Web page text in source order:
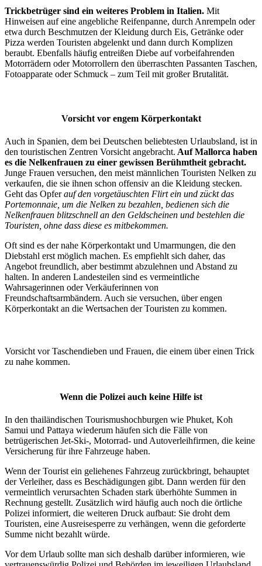
Trickbetrüger sind ein weiteres Problem in Italien. Mit
Hinweisen auf eine angebliche Reifenpanne, durch Anrempeln oder
etwa durch Beschmutzen der Kleidung durch Eis, Getränke oder
Pizza werden Touristen abgelenkt und dann durch Komplizen
beraubt. Ebenfalls häufig entreißen Diebe auf vorbeifahrenden
Motorrädern oder Motorrollern den überraschten Passanten Taschen,
Fotoapparate oder Schmuck – zum Teil mit großer Brutalität.
Vorsicht vor engem Körperkontakt
Auch in Spanien, dem bei Deutschen beliebtesten Urlaubsland, ist in
den touristischen Zentren Vorsicht angebracht. Auf Mallorca haben
es die Nelkenfrauen zu einer gewissen Berühmtheit gebracht.
Junge Frauen versuchen, den meist männlichen Touristen Nelken zu
verkaufen, die sie ihnen schon offensiv an die Kleidung stecken.
Geht das Opfer auf den vorgetäuschten Flirt ein und zückt das
Portemonnaie, um die Nelken zu bezahlen, bedienen sich die
Nelkenfrauen blitzschnell an den Geldscheinen und bestehlen die
Touristen, ohne dass diese es mitbekommen.
Oft sind es der nahe Körperkontakt und Umarmungen, die den
Diebstahl erst möglich machen. Es empfiehlt sich daher, das
Angebot freundlich, aber bestimmt abzulehnen und Abstand zu
halten. In anderen Landesteilen sind es vermeintliche
Wahrsagerinnen oder Verkäuferinnen von
Freundschaftsarmbändern. Auch sie versuchen, über engen
Körperkontakt an die Wertsachen der Touristen zu kommen.
Vorsicht vor Taschendieben und Frauen, die einem über einen Trick
zu nahe kommen.
Wenn die Polizei auch keine Hilfe ist
In den thailändischen Tourismushochburgen wie Phuket, Koh
Samui und Pattaya wiederum häufen sich die Fälle von
betrügerischen Jet-Ski-, Motorrad- und Autoverleihfirmen, die keine
Versicherung für ihre Fahrzeuge haben.
Wenn der Tourist ein geliehenes Fahrzeug zurückbringt, behauptet
der Verleiher, dass es Beschädigungen gibt. Dann werden für den
vermeintlich verursachten Schaden stark überhöhte Summen in
Rechnung gestellt. Zusätzlich wird häufig auch noch die örtliche
Polizei informiert, die weiteren Druck aufbaut: Sie droht dem
Touristen, eine Ausreisesperre zu verhängen, wenn die geforderte
Summe nicht bezahlt würde.
Vor dem Urlaub sollte man sich deshalb darüber informieren, wie